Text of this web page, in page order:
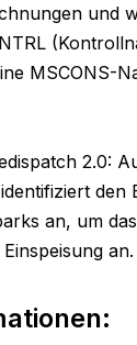
und
MSCONS-
2.0:
an, um
an.